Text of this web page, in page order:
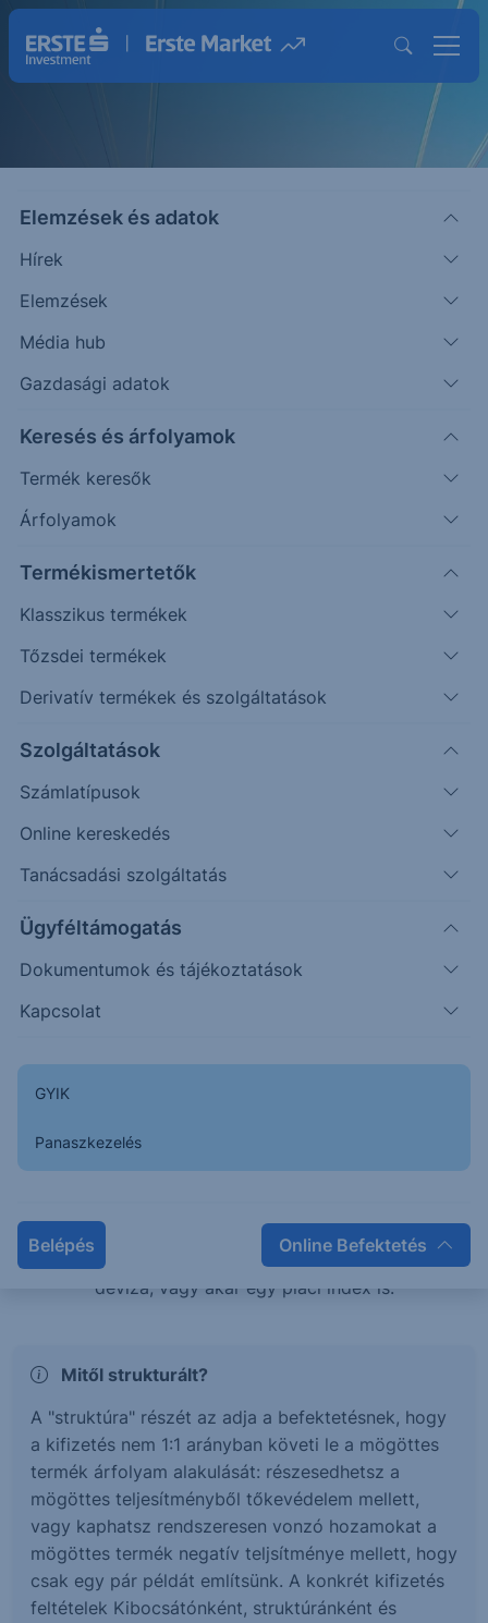
Elemzések és adatok
Hírek
Elemzések
Média hub
Gazdasági adatok
Keresés és árfolyamok
Termék keresők
Árfolyamok
Termékismertetők
Klasszikus termékek
Tőzsdei termékek
Derivatív termékek és szolgáltatások
Szolgáltatások
Számlatípusok
Online kereskedés
Tanácsadási szolgáltatás
Ügyféltámogatás
Dokumentumok és tájékoztatások
Kapcsolat
GYIK
Panaszkezelés
Belépés Online Befektetés
Strukturált Értékpapírok
Magasabb hozam lehetősége egyedi
Védelmi mechanizmussal
rendelkező egyedi befektetési
lehetőséget keresel?
Az Erste Strukturált Értékpapír kínálatával különböző
piaci helyzetekre találhatsz megfelelő befektetési
A havonta érkező termékek között találsz olyat, ahol a
kiválasztott mögöttes piac vagy termékek negatív
részesülhetsz, vagy éppen tőkevédelem mellett érhetsz
Mi az a Strukturált értékpapír?
termékhez, vagy termékek kosarához kötött. Ez a
mögöttes termék lehet részvény, kötvény, árucikk,
deviza, vagy akár egy piaci index is.
Mitől strukturált?
A "struktúra" részét az adja a befektetésnek, hogy
a kifizetés nem 1:1 arányban követi le a mögöttes
termék árfolyam alakulását: részesedhetsz a
mögöttes teljesítményből tőkevédelem mellett,
vagy kaphatsz rendszeresen vonzó hozamokat a
mögöttes termék negatív teljsítménye mellett, hogy
csak egy pár példát említsünk. A konkrét kifizetés
feltételek Kibocsátónként, struktúránként és